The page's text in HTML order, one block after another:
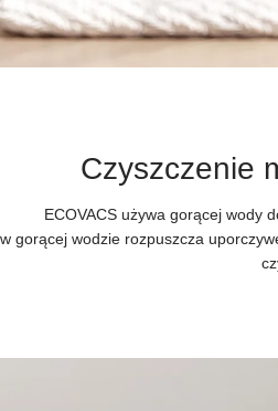
Czyszczenie
ECOVACS używa gorącej wody
gorącej wodzie rozpuszcza